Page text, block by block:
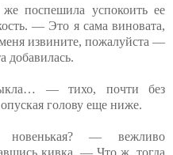
поспешила успокоить ее
— Это я сама виновата,
извините, пожалуйста —
добавилась.
— тихо, почти без
голову еще ниже.
— вежливо
кивка. — Что ж, тогда